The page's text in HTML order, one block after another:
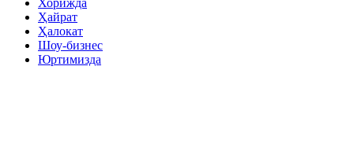
Хорижда
Ҳайрат
Ҳалокат
Шоу-бизнес
Юртимизда